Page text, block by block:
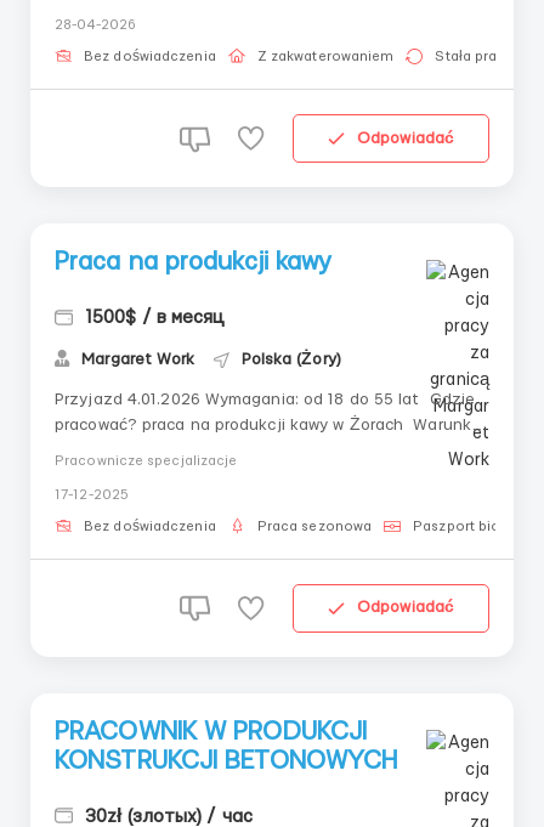
28-04-2026
Bez doświadczenia Z zakwaterowaniem Stała praca
Odpowiadać
Praca na produkcji kawy
1500$ / в месяц
Margaret Work Polska (Żory)
Przyjazd 4.01.2026 Wymagania: od 18 do 55 lat Gdzie
pracować? praca na produkcji kawy w Żorach Warunki
normą Etykietowanie produktów Kontrola jakości
Układanie gotowych produktów w ka...
Pracownicze specjalizacje
17-12-2025
Bez doświadczenia Praca sezonowa Paszport
Odpowiadać
PRACOWNIK W PRODUKCJI
KONSTRUKCJI BETONOWYCH
30zł (злотых) / час